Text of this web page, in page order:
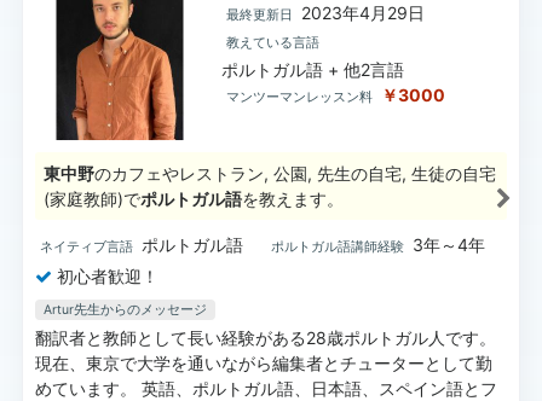
最終更新日 2023年4月29日
教えている言語
ポルトガル語 + 他2言語
マンツーマンレッスン料 ￥3000
東中野のカフェやレストラン, 公園, 先生の自宅, 生徒の自宅
(家庭教師)でポルトガル語を教えます。
ネイティブ言語 ポルトガル語 ポルトガル語講師経験
3年～4年
初心者歓迎！
Artur先生からのメッセージ
翻訳者と教師として長い経験がある28歳ポルトガル人です。
現在、東京で大学を通いながら編集者とチューターとして勤
めています。 英語、ポルトガル語、日本語、スペイン語とフ